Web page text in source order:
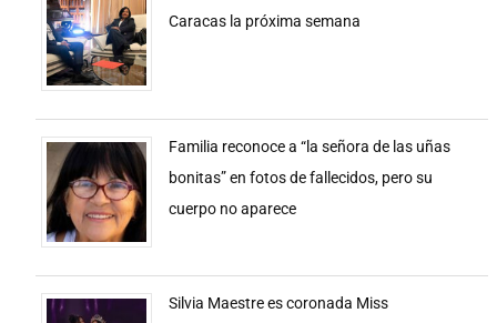
Caracas la próxima semana
Familia reconoce a “la señora de las uñas
bonitas” en fotos de fallecidos, pero su
cuerpo no aparece
Silvia Maestre es coronada Miss